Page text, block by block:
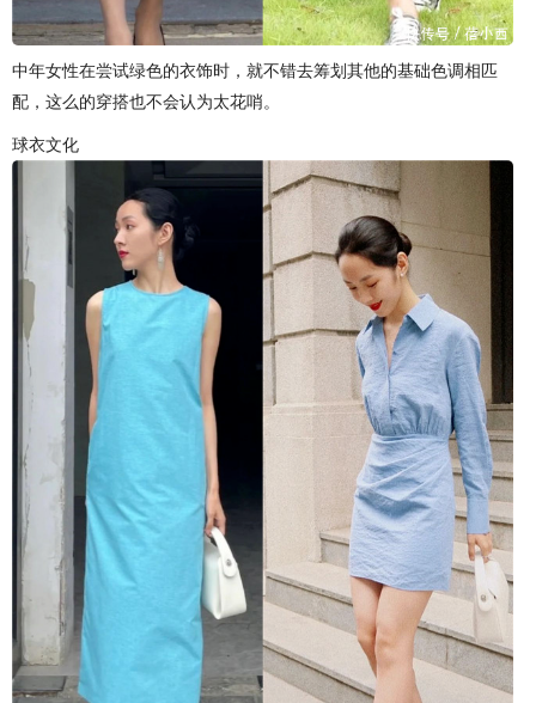
中年女性在尝试绿色的衣饰时，就不错去筹划其他的基础色调相匹
配，这么的穿搭也不会认为太花哨。
球衣文化